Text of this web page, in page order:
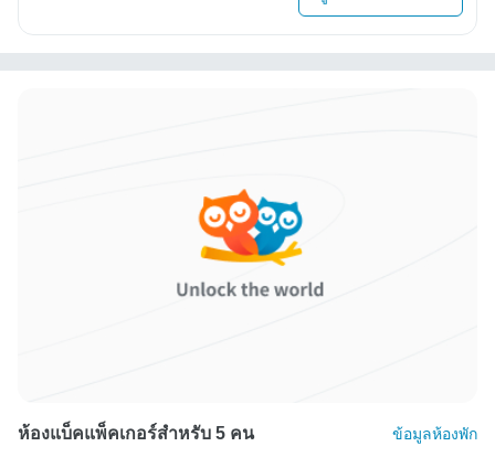
ห้องแบ็คแพ็คเกอร์สำหรับ 5 คน ข้อมูลห้องพัก